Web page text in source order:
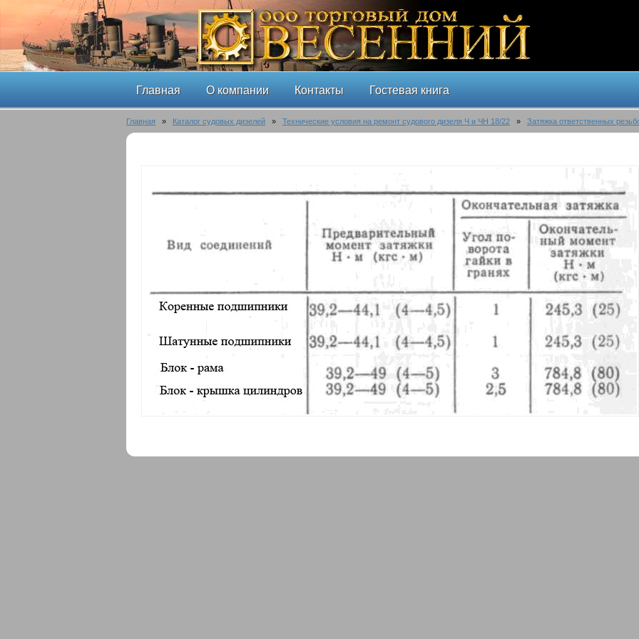
Главная О компании Контакты Гостевая книга
Главная » Каталог судовых дизелей » Технические условия на ремонт судового дизеля Ч и ЧН 18/22 » Затяжка ответственных